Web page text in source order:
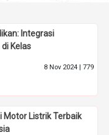
Integrasi
Kelas
8 Nov 2024 | 779
Motor Listrik Terbaik